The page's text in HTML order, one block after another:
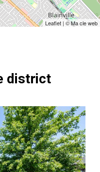
Leaflet | ©Ma cle web
district